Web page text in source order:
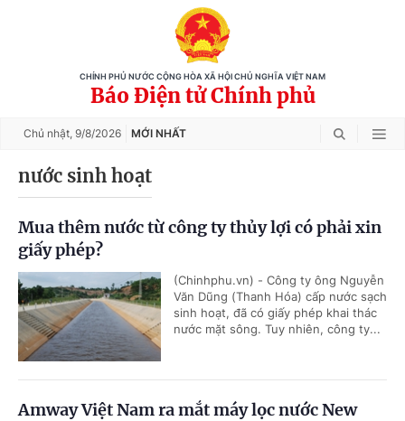
CHÍNH PHỦ NƯỚC CỘNG HÒA XÃ HỘI CHỦ NGHĨA VIỆT NAM
Báo Điện tử Chính phủ
Chủ nhật, 9/8/2026 MỚI NHẤT
nước sinh hoạt
Mua thêm nước từ công ty thủy lợi có phải xin
giấy phép?
(Chinhphu.vn) - Công ty ông Nguyễn
Văn Dũng (Thanh Hóa) cấp nước sạch
sinh hoạt, đã có giấy phép khai thác
nước mặt sông. Tuy nhiên, công ty...
Amway Việt Nam ra mắt máy lọc nước New